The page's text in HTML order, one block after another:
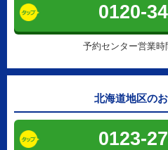
0120-
予約センター営業
北海道地区の
0123-